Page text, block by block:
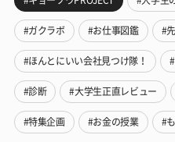
#ガクラボ #お仕事図鑑 #
#ほんとにいい会社見つけ隊！
#診断 #大学生正直レビュー
#特集企画 #お金の授業 #